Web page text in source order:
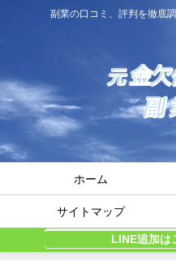
副業の口コミ、評判を徹底
ホーム
サイトマップ
LINE追加